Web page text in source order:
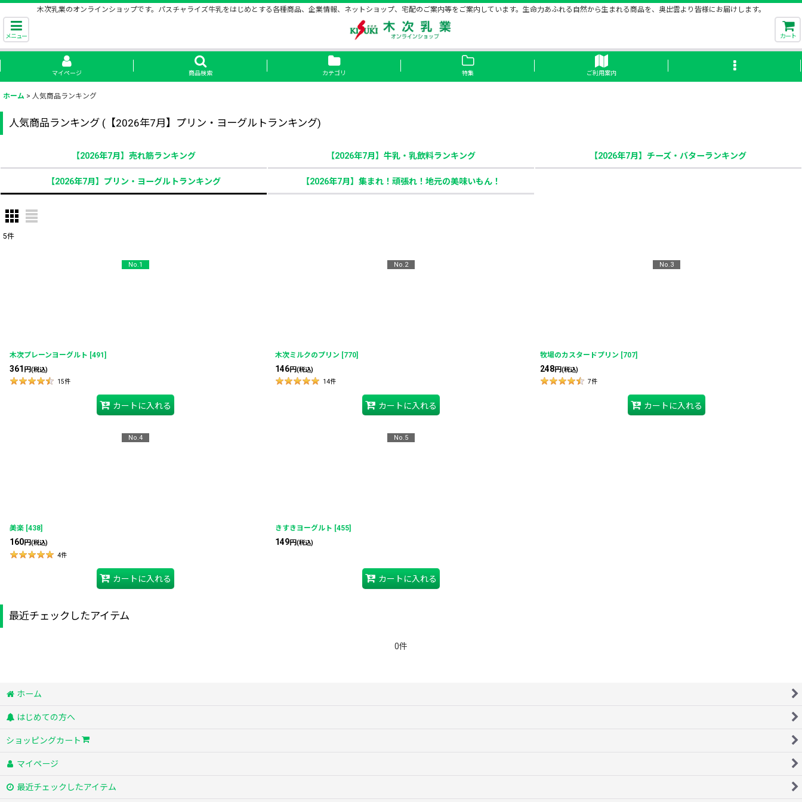
木次乳業のオンラインショップです。パスチャライズ牛乳をはじめとする各種商品、企業情報、ネットショップ、宅配のご案内等をご案内しています。生命力あふれる自然から生まれる商品を、奥出雲より皆様にお届けします。
メニュー カート
マイページ 商品検索 カテゴリ 特集 ご利用案内
ホーム > 人気商品ランキング
人気商品ランキング ( 【2026年7月】プリン・ヨーグルトランキング)
【2026年7月】売れ筋ランキング 【2026年7月】牛乳・乳飲料ランキング 【2026年7月】チーズ・バターランキング
【2026年7月】プリン・ヨーグルトランキング 【2026年7月】集まれ！頑張れ！地元の美味いもん！
5件
No.1
木次プレーンヨーグルト [491 ]
361 円(税込)
15件
カートに入れる
No.2
木次ミルクのプリン [770]
146円(税込)
14件
カートに入れる
No.3
牧場のカスタードプリン [707]
248円(税込)
7件
カートに入れる
No.4
美楽 [438]
160円(税込)
4件
カートに入れる
No.5
きすきヨーグルト [455]
149円(税込)
カートに入れる
最近チェックしたアイテム
0件
ホーム
はじめての方へ
ショッピングカート
マイページ
最近チェックしたアイテム